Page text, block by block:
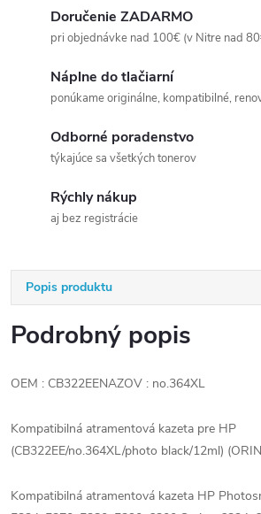
Doručenie ZADARMO
pri objednávke nad 100€ (v Nitre nad
Náplne do tlačiarní
ponúkame originálne, kompatibilné,
Odborné poradenstvo
týkajúce sa všetkých tonerov
Rýchly nákup
aj bez registrácie
Popis produktu
Podrobný popis
OEM : CB322EENAZOV : no.364XL
Kompatibilná atramentová kazeta pre HP
(CB322EE/no.364XL/photo black/12ml)
Kompatibilná atramentová kazeta HP